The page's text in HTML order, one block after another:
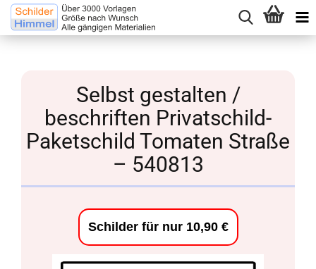
Selbst gestalten /
beschriften Privatschild-
Paketschild Tomaten Straße
– 540813
Schilder für nur 10,90 €